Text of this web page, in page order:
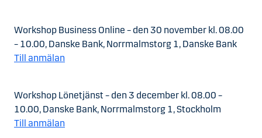
Workshop Business Online – den 30 november kl. 08.00
– 10.00, Danske Bank, Norrmalmstorg 1, Danske Bank
Till anmälan
Workshop Lönetjänst – den 3 december kl. 08.00 –
10.00, Danske Bank, Norrmalmstorg 1, Stockholm
Till anmälan